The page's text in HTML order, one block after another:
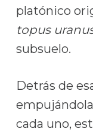
platónico
topus
subsuelo.
Detrás de
cada uno,